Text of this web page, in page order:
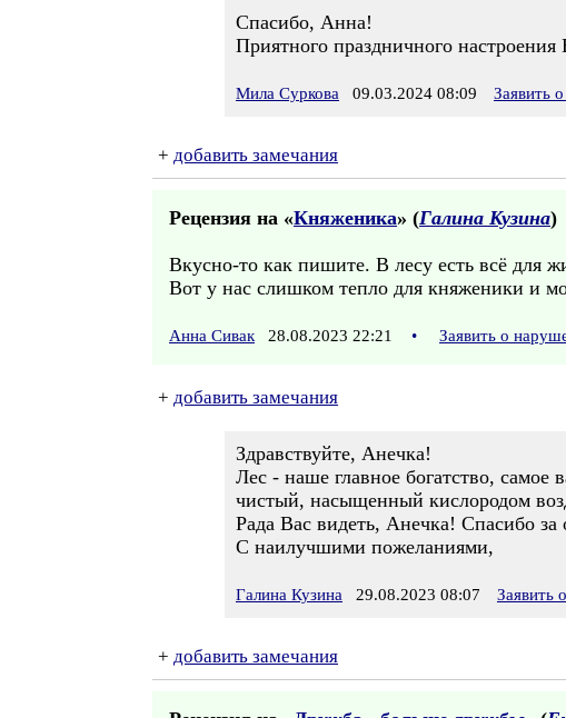
Спасибо, Анна!
Приятного праздничного настроения
Мила Суркова 09.03.2024 08:09 Заявить
+ добавить замечания
Рецензия на «Княженика» (Галина Кузина)
Вкусно-то как пишите. В лесу есть всё для
Вот у нас слишком тепло для княженики и
Анна Сивак 28.08.2023 22:21 • Заявить о
+ добавить замечания
Здравствуйте, Анечка!
Лес - наше главное богатство, самое
чистый, насыщенный кислородом
Рада Вас видеть, Анечка! Спасибо за
С наилучшими пожеланиями,
Галина Кузина 29.08.2023 08:07 Заявить
+ добавить замечания